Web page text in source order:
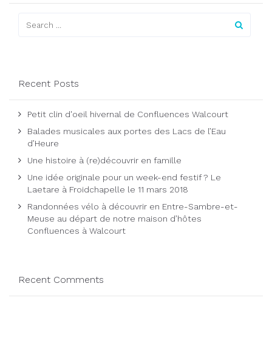
Recent Posts
Petit clin d'oeil hivernal de Confluences Walcourt
Balades musicales aux portes des Lacs de l’Eau
d’Heure
Une histoire à (re)découvrir en famille
Une idée originale pour un week-end festif ? Le
Laetare à Froidchapelle le 11 mars 2018
Randonnées vélo à découvrir en Entre-Sambre-et-
Meuse au départ de notre maison d’hôtes
Confluences à Walcourt
Recent Comments